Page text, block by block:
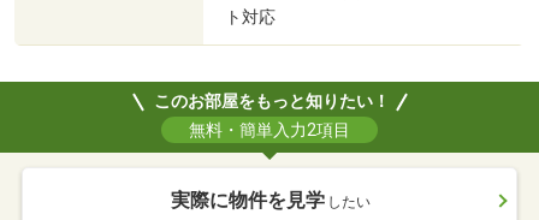
ト対応
このお部屋をもっと知りたい！
無料・簡単入力2項目
実際に物件を見学 したい